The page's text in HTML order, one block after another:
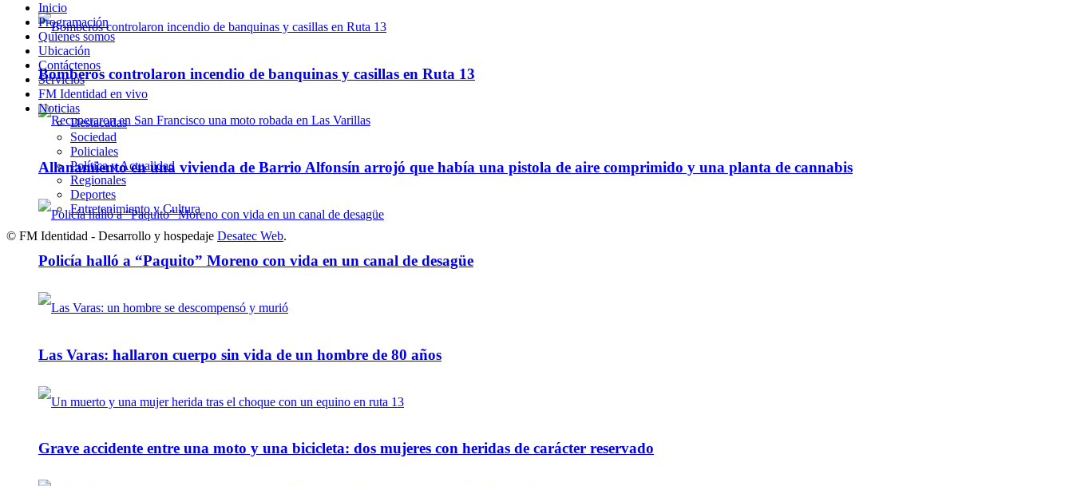
Bomberos controlaron incendio de banquinas y casillas en Ruta 13
Allanamiento en una vivienda de Barrio Alfonsín arrojó que había una pistola de aire comprimido y una planta de cannabis
Policía halló a “Paquito” Moreno con vida en un canal de desagüe
Las Varas: hallaron cuerpo sin vida de un hombre de 80 años
Grave accidente entre una moto y una bicicleta: dos mujeres con heridas de carácter reservado
Inicio
Programación
Quienes somos
Ubicación
Contáctenos
Servicios
FM Identidad en vivo
Noticias
Destacadas
Sociedad
Policiales
Política y Actualidad
Regionales
Deportes
Entretenimiento y Cultura
© FM Identidad - Desarrollo y hospedaje Desatec Web.